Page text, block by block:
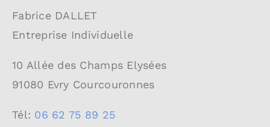
Fabrice DALLET
Entreprise Individuelle
10 Allée des Champs Elysées
91080 Evry Courcouronnes
Tél: 06 62 75 89 25